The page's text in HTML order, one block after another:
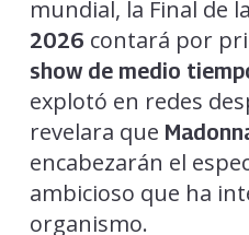
mundial, la Final de la
2026 contará por
show de medio
explotó en redes
revelara que
encabezarán el
ambicioso que ha
organismo.